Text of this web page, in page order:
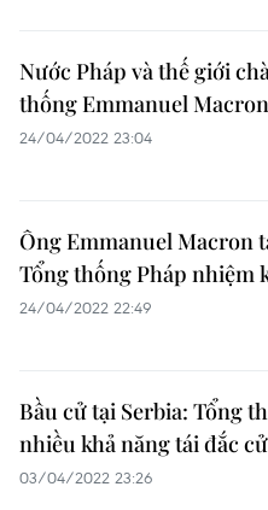
Nước Pháp và thế giới
thống Emmanuel
24/04/2022 23:04
Ông Emmanuel Macron
Tổng thống Pháp nhiệm
24/04/2022 22:49
Bầu cử tại Serbia: Tổng
nhiều khả năng tái đắc cử
03/04/2022 23:26